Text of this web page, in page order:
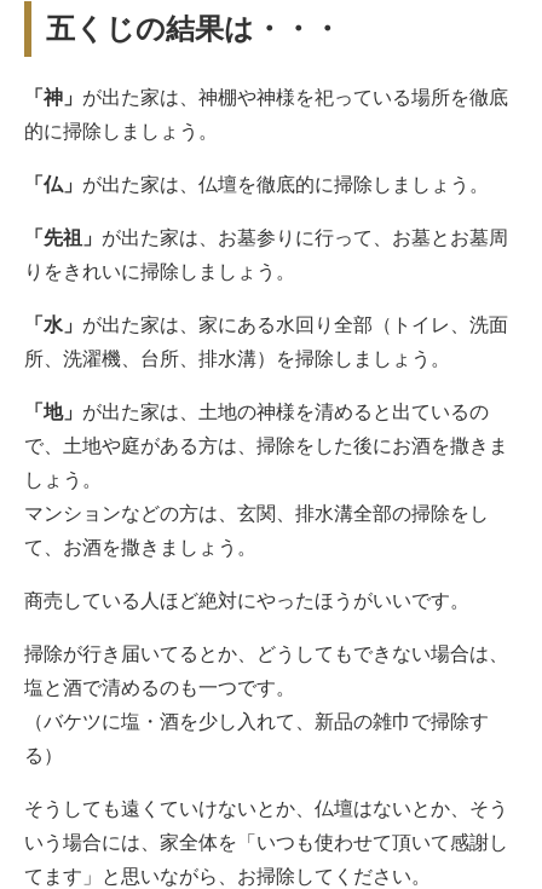
五くじの結果は・・・
「神」 が出た家は、神棚や神様を祀っている場所を徹底
的に掃除しましょう。
「仏」 が出た家は、仏壇を徹底的に掃除しましょう。
「先祖」 が出た家は、お墓参りに行って、お墓とお墓周
りをきれいに掃除しましょう。
「水」 が出た家は、家にある水回り全部（トイレ、洗面
所、洗濯機、台所、排水溝）を掃除しましょう。
「地」 が出た家は、土地の神様を清めると出ているの
で、土地や庭がある方は、掃除をした後にお酒を撒きま
しょう。
マンションなどの方は、玄関、排水溝全部の掃除をし
て、お酒を撒きましょう。
商売している人ほど絶対にやったほうがいいです。
掃除が行き届いてるとか、どうしてもできない場合は、
塩と酒で清めるのも一つです。
（バケツに塩・酒を少し入れて、新品の雑巾で掃除す
る）
そうしても遠くていけないとか、仏壇はないとか、そう
いう場合には、家全体を「いつも使わせて頂いて感謝し
てます」と思いながら、お掃除してください。